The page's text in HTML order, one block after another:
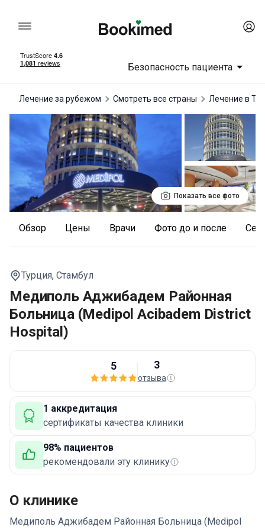
Безопасность пациента
Лечение за рубежом Смотреть все страны лечение в
Показать все фото
Обзор Цены Врачи Фото до и после
Турция, Стамбул
Медиполь Аджибадем Районная
Больница (Medipol Acibadem District
Hospital)
5 3
отзыва
1 аккредитация
сертификаты качества клиники
98% пациентов
рекомендовали эту клинику
О клинике
Медиполь Аджибадем Районная Больница (Medipol